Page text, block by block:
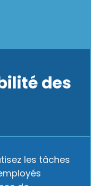
des
les tâches